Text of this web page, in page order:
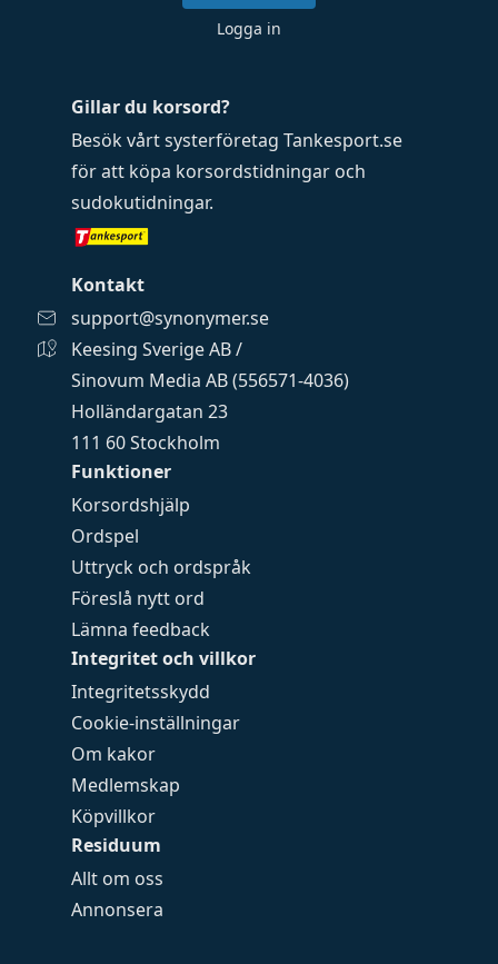
Funktioner
Korsordshjälp
Ordspel
Uttryck och ordspråk
Föreslå nytt ord
Lämna feedback
Integritet och villkor
Integritetsskydd
Cookie-inställningar
Om kakor
Medlemskap
Köpvillkor
Residuum
Allt om oss
Annonsera
Gillar du korsord?
Besök vårt systerföretag Tankesport.se
för att köpa korsordstidningar och
sudokutidningar.
Kontakt
support@synonymer.se
Keesing Sverige AB /
Sinovum Media AB (556571-4036)
Holländargatan 23
111 60 Stockholm
Logga in